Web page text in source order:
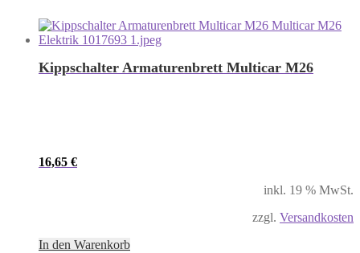
Kippschalter Armaturenbrett Multicar M26
16,65 €
inkl. 19 % MwSt.
zzgl. Versandkosten
In den Warenkorb